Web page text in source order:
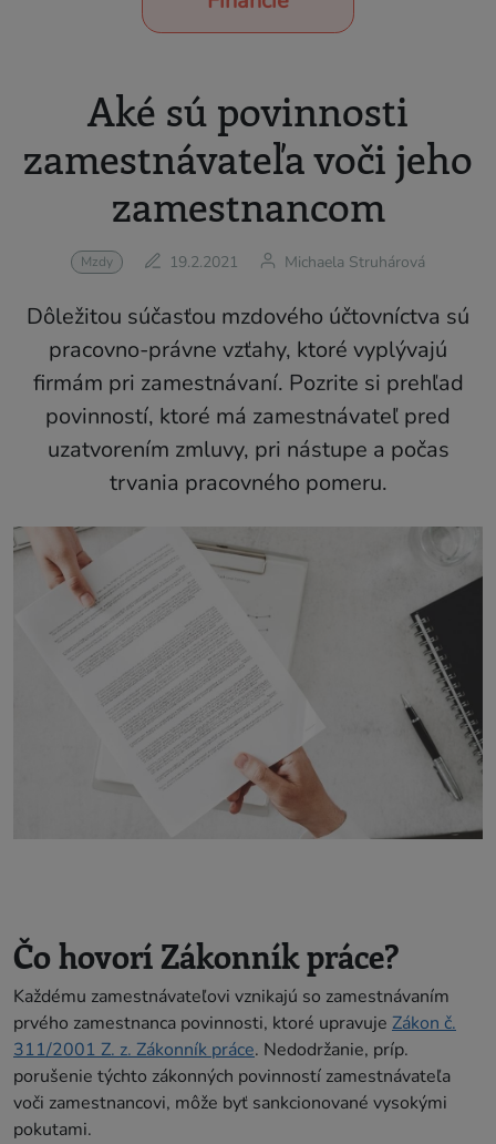
Aké sú povinnosti
zamestnávateľa voči jeho
zamestnancom
Mzdy 19.2.2021 Michaela Struhárová
Dôležitou súčasťou mzdového účtovníctva sú
pracovno-právne vzťahy, ktoré vyplývajú
firmám pri zamestnávaní. Pozrite si prehľad
povinností, ktoré má zamestnávateľ pred
uzatvorením zmluvy, pri nástupe a počas
trvania pracovného pomeru.
Čo hovorí Zákonník práce?
Každému zamestnávateľovi vznikajú so zamestnávaním
prvého zamestnanca povinnosti, ktoré upravuje Zákon č.
311/2001 Z. z. Zákonník práce. Nedodržanie, príp.
porušenie týchto zákonných povinností zamestnávateľa
voči zamestnancovi, môže byť sankcionované vysokými
pokutami.